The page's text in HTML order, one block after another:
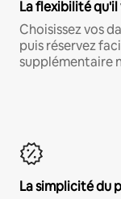
La flexibilité
Choisissez vos
puis réservez
supplémentaire
La simplicité du